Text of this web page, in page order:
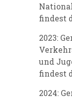
findest
2023:
und
findest
2024: